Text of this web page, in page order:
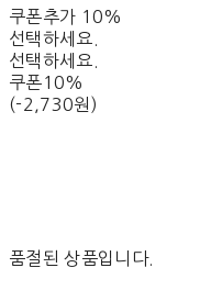
쿠폰추가 10%
선택하세요.
선택하세요.
쿠폰10%
(-2,730원)
품절된 상품입니다.